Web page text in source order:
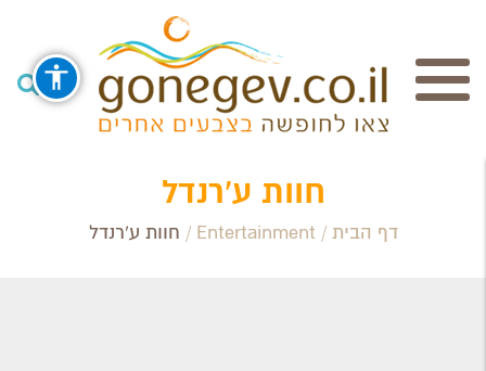
חיפוש
Search Category / Business
חוות ע'רנדל
דף הבית /
Entertainment
/ חוות ע'רנדל